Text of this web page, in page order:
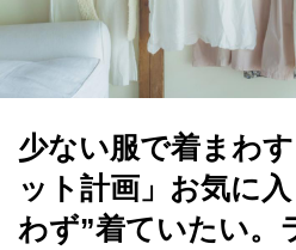
少ない服で着まわ
ット計画」お気に
わず”着ていたい。